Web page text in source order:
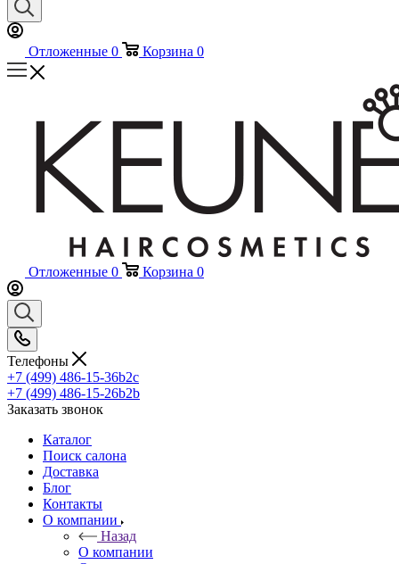
Отложенные 0 Корзина 0
Отложенные 0 Корзина 0
Телефоны
+7 (499) 486-15-36b2c
+7 (499) 486-15-26b2b
Заказать звонок
Каталог
Поиск салона
Доставка
Блог
Контакты
О компании
Назад
О компании